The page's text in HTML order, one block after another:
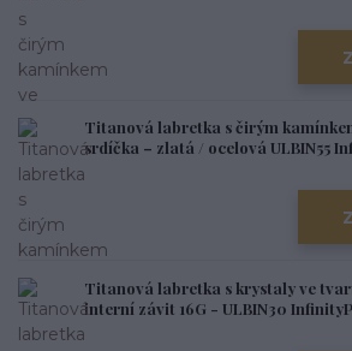
Titanová labretka s čirým
srdíčka – zlatá / ocelová ULBIN55
Titanová labretka s krystaly ve
interní závit 16G - ULBIN30